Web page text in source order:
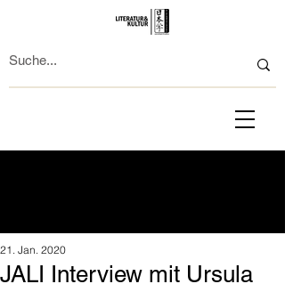
JALI Interview mit Ursula
21. Jan. 2020